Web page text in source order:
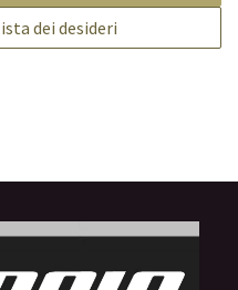
dei desideri